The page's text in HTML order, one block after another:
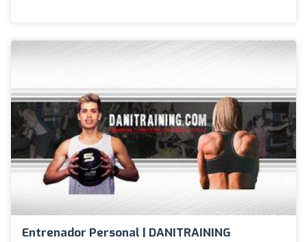
Entrenador Personal | DANITRAINING